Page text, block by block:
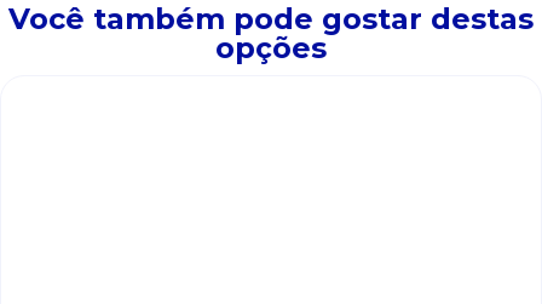
Você também pode gostar destas
opções